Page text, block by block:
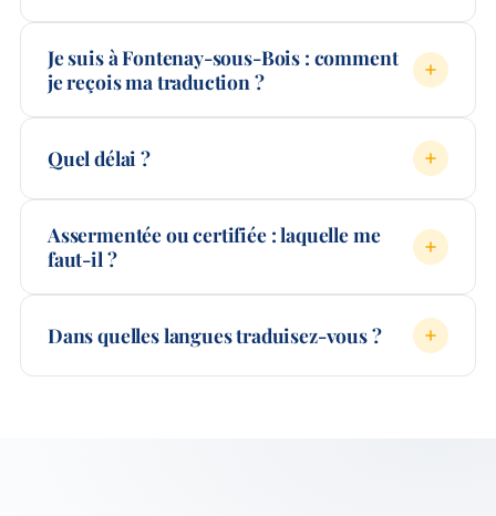
Je suis à Fontenay-sous-Bois : comment
je reçois ma traduction ?
Quel délai ?
Assermentée ou certifiée : laquelle me
faut-il ?
Dans quelles langues traduisez-vous ?